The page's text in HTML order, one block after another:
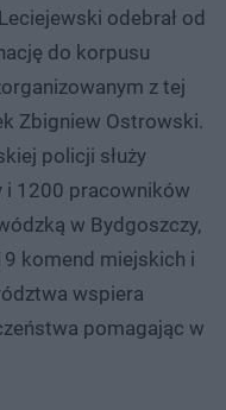
odebrał od
do korpusu
z tej
Zbigniew Ostrowski.
policji służy
i 1200 pracowników
w Bydgoszczy,
komend miejskich i
wspiera
pomagając w